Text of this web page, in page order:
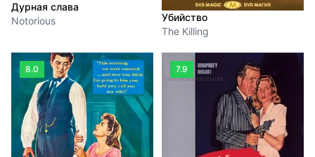
Дурная слава
Notorious
Убийство
The Killing
8.0 7.9